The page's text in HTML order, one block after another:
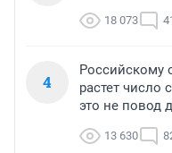
18 073
4
Российскому
растет число
это не повод
13 630